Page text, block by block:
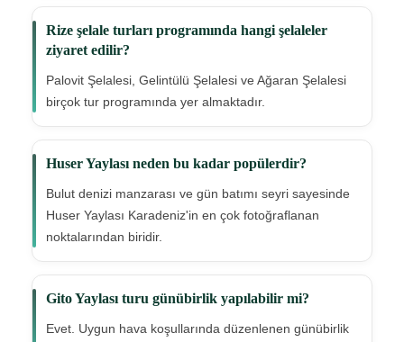
Rize şelale turları programında hangi şelaleler
ziyaret edilir?
Palovit Şelalesi, Gelintülü Şelalesi ve Ağaran Şelalesi
birçok tur programında yer almaktadır.
Huser Yaylası neden bu kadar popülerdir?
Bulut denizi manzarası ve gün batımı seyri sayesinde
Huser Yaylası Karadeniz'in en çok fotoğraflanan
noktalarından biridir.
Gito Yaylası turu günübirlik yapılabilir mi?
Evet. Uygun hava koşullarında düzenlenen günübirlik